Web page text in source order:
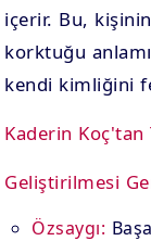
içerir. Bu,
korktuğu
kendi kimliğini
Kaderin
Geliştirilmesi
Özsaygı: